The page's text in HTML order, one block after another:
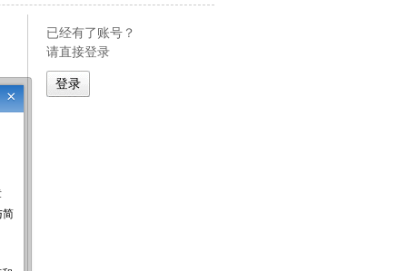
×
已经有了账号？
请直接登录